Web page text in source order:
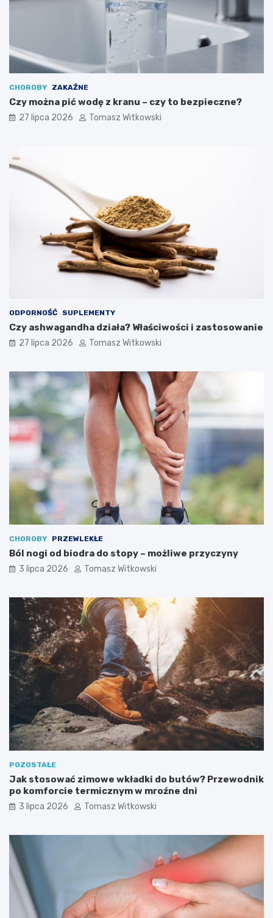
CHOROBY ZAKAŹNE
Czy można pić wodę z kranu – czy to bezpieczne?
27 lipca 2026 Tomasz Witkowski
ODPORNOŚĆ SUPLEMENTY
Czy ashwagandha działa? Właściwości i zastosowanie
27 lipca 2026 Tomasz Witkowski
CHOROBY PRZEWLEKŁE
Ból nogi od biodra do stopy – możliwe przyczyny
3 lipca 2026 Tomasz Witkowski
POZOSTAŁE
Jak stosować zimowe wkładki do butów? Przewodnik
po komforcie termicznym w mroźne dni
3 lipca 2026 Tomasz Witkowski